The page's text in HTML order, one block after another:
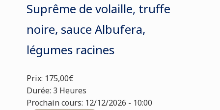
Suprême de volaille, truffe
noire, sauce Albufera,
légumes racines
Prix: 175,00€
Durée: 3 Heures
Prochain cours: 12/12/2026 - 10:00